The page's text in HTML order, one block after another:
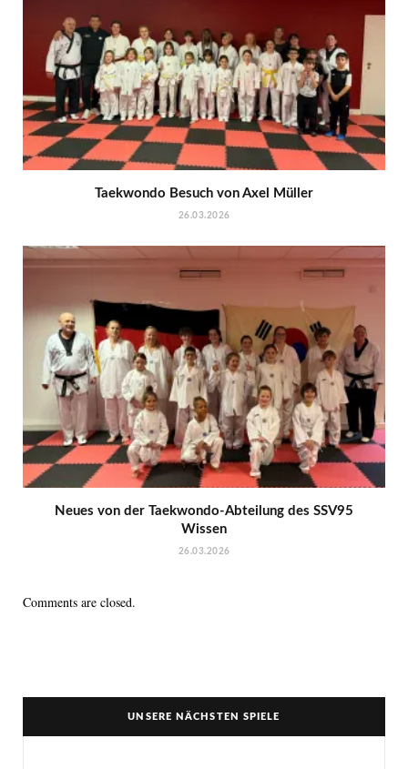
Taekwondo Besuch von Axel Müller
26.03.2026
Neues von der Taekwondo-Abteilung des SSV95
Wissen
26.03.2026
Comments are closed.
UNSERE NÄCHSTEN SPIELE